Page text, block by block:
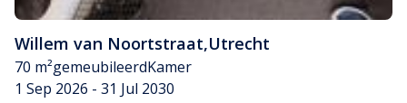
Willem van Noortstraat,Utrecht
70 m²gemeubileerdKamer
1 Sep 2026 - 31 Jul 2030